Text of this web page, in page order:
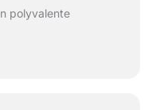
polyvalente